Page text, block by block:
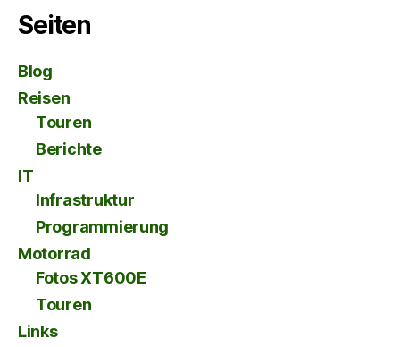
Seiten
Blog
Reisen
Touren
Berichte
IT
Infrastruktur
Programmierung
Motorrad
Fotos XT600E
Touren
Links